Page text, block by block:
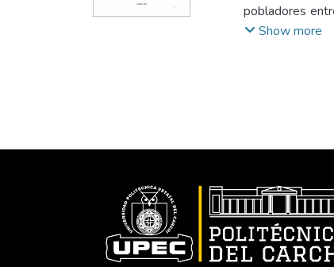
pobladores
realizó una
parroquia el
atraviesa la
la recolección
informática
actividad
Show more